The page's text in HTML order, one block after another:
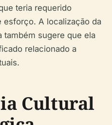
teria requerido
esforço. A localização da
também sugere que ela
relacionado a
Cultural